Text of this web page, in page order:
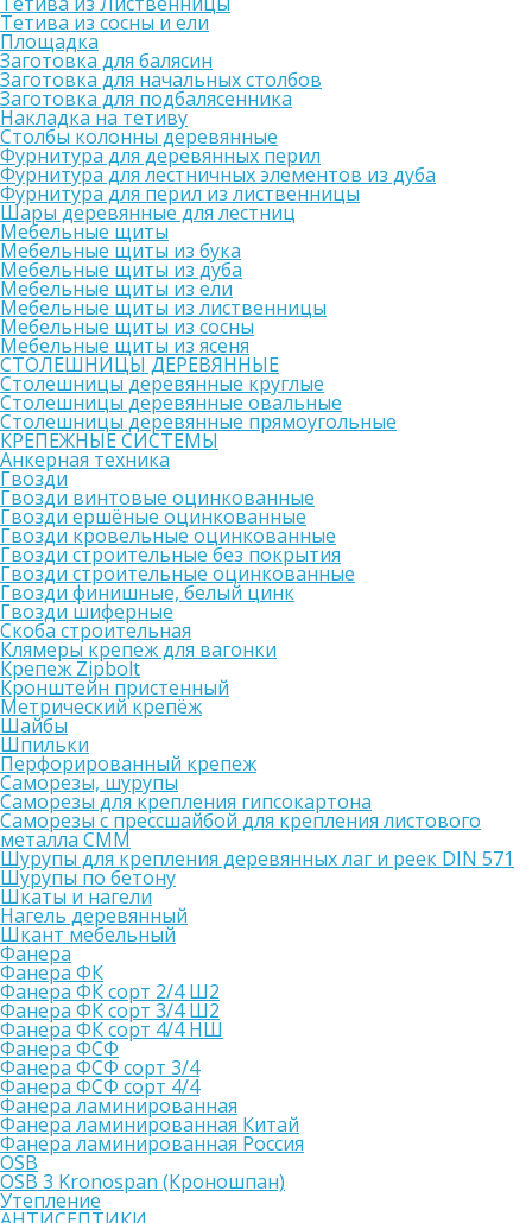
Тетива из сосны и ели
Площадка
Заготовка для балясин
Заготовка для начальных столбов
Заготовка для подбалясенника
Накладка на тетиву
Столбы колонны деревянные
Фурнитура для деревянных перил
Фурнитура для лестничных элементов из дуба
Фурнитура для перил из лиственницы
Шары деревянные для лестниц
Мебельные щиты
Мебельные щиты из бука
Мебельные щиты из дуба
Мебельные щиты из ели
Мебельные щиты из лиственницы
Мебельные щиты из сосны
Мебельные щиты из ясеня
СТОЛЕШНИЦЫ ДЕРЕВЯННЫЕ
Столешницы деревянные круглые
Столешницы деревянные овальные
Столешницы деревянные прямоугольные
КРЕПЕЖНЫЕ СИСТЕМЫ
Анкерная техника
Гвозди
Гвозди винтовые оцинкованные
Гвозди ершёные оцинкованные
Гвозди кровельные оцинкованные
Гвозди строительные без покрытия
Гвозди строительные оцинкованные
Гвозди финишные, белый цинк
Гвозди шиферные
Скоба строительная
Клямеры крепеж для вагонки
Крепеж Zipbolt
Кронштейн пристенный
Метрический крепёж
Шайбы
Шпильки
Перфорированный крепеж
Саморезы, шурупы
Саморезы для крепления гипсокартона
Саморезы с прессшайбой для крепления листового
металла СММ
Шурупы для крепления деревянных лаг и реек DIN 571
Шурупы по бетону
Шкаты и нагели
Нагель деревянный
Шкант мебельный
Фанера
Фанера ФК
Фанера ФК сорт 2/4 Ш2
Фанера ФК сорт 3/4 Ш2
Фанера ФК сорт 4/4 НШ
Фанера ФСФ
Фанера ФСФ сорт 3/4
Фанера ФСФ сорт 4/4
Фанера ламинированная
Фанера ламинированная Китай
Фанера ламинированная Россия
OSB
OSB 3 Kronospan (Кроношпан)
Утепление